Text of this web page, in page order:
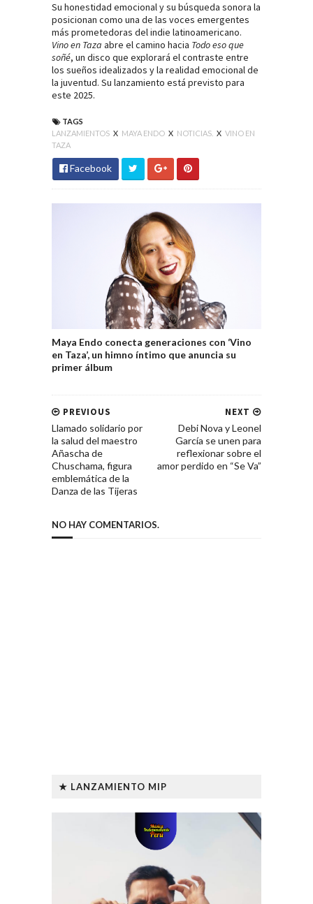
Su honestidad emocional y su búsqueda sonora la
posicionan como una de las voces emergentes
más prometedoras del indie latinoamericano.
Vino en Taza abre el camino hacia Todo eso que
soñé, un disco que explorará el contraste entre
los sueños idealizados y la realidad emocional de
la juventud. Su lanzamiento está previsto para
este 2025.
TAGS
LANZAMIENTOS X MAYA ENDO X NOTICIAS. X VINO EN
TAZA
Facebook
Maya Endo conecta generaciones con ‘Vino
en Taza’, un himno íntimo que anuncia su
primer álbum
NEXT
Debi Nova y Leonel
García se unen para
reflexionar sobre el
amor perdido en “Se Va”
PREVIOUS
Llamado solidario por
la salud del maestro
Añascha de
Chuschama, figura
emblemática de la
Danza de las Tijeras
NO HAY COMENTARIOS.
★ LANZAMIENTO MIP